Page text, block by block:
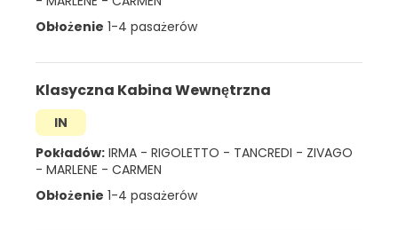
Obłożenie 1-4 pasażerów
Klasyczna Kabina Wewnętrzna
IN
Pokładów: IRMA - RIGOLETTO - TANCREDI - ZIVAGO
- MARLENE - CARMEN
Obłożenie 1-4 pasażerów